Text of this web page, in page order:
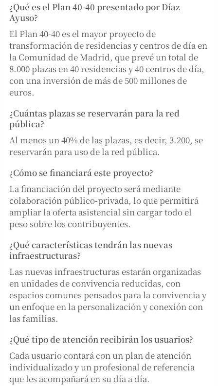
¿Qué es el Plan 40-40 presentado por Díaz
Ayuso?
El Plan 40-40 es el mayor proyecto de
transformación de residencias y centros de día en
la Comunidad de Madrid, que prevé un total de
8.000 plazas en 40 residencias y 40 centros de día,
con una inversión de más de 500 millones de
euros.
¿Cuántas plazas se reservarán para la red
pública?
Al menos un 40% de las plazas, es decir, 3.200, se
reservarán para uso de la red pública.
¿Cómo se financiará este proyecto?
La financiación del proyecto será mediante
colaboración público-privada, lo que permitirá
ampliar la oferta asistencial sin cargar todo el
peso sobre los contribuyentes.
¿Qué características tendrán las nuevas
infraestructuras?
Las nuevas infraestructuras estarán organizadas
en unidades de convivencia reducidas, con
espacios comunes pensados para la convivencia y
un enfoque en la personalización y conexión con
las familias.
¿Qué tipo de atención recibirán los usuarios?
Cada usuario contará con un plan de atención
individualizado y un profesional de referencia
que les acompañará en su día a día.